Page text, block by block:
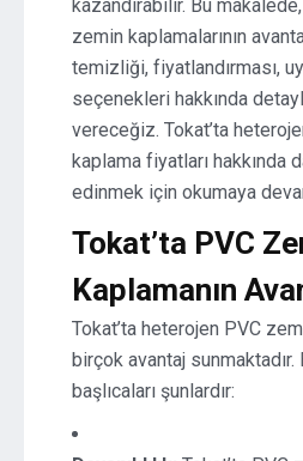
kazandırabilir. Bu
zemin kaplamalarının
temizliği, fiyatlandırması,
seçenekleri hakkında
vereceğiz. Tokat’ta
kaplama fiyatları hakkında
edinmek için okumaya
Tokat’ta PVC
Kaplamanın
Tokat’ta heterojen PVC
birçok avantaj sunmaktadır.
başlıcaları şunlardır: